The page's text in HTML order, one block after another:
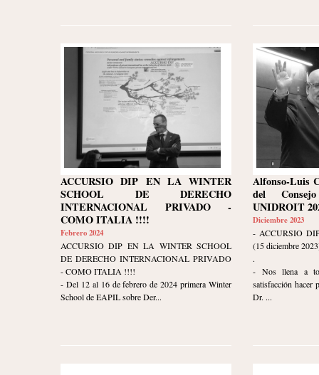
ACCURSIO DIP EN LA WINTER
SCHOOL DE DERECHO
INTERNACIONAL PRIVADO -
COMO ITALIA !!!!
Febrero 2024
ACCURSIO DIP EN LA WINTER SCHOOL
DE DERECHO INTERNACIONAL PRIVADO
- COMO ITALIA !!!!
- Del 12 al 16 de febrero de 2024 primera Winter
School de EAPIL sobre Der...
Alfonso-Luis
del
UNIDROIT
Diciembre 2023
- ACCURSIO
(15 diciembre
.
- Nos llena a
satisfacción
Dr. ...